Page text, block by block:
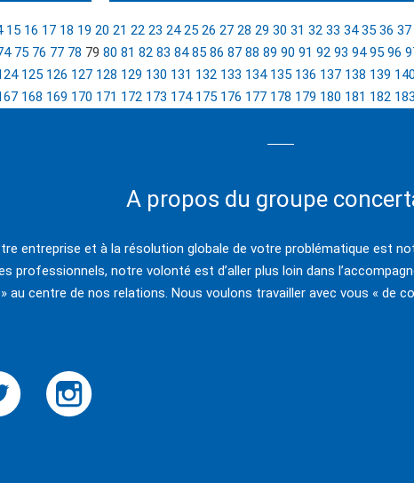
15 16 17 18 19 20 21 22 23 24 25 26 27 28 29 30 31 32 33 34 35 36 37
75 76 77 78 79 80 81 82 83 84 85 86 87 88 89 90 91 92 93 94 95 96
125 126 127 128 129 130 131 132 133 134 135 136 137 138 139 140
168 169 170 171 172 173 174 175 176 177 178 179 180 181 182 183
A propos du groupe
entreprise et à la résolution globale de votre problématique est
professionnels, notre volonté est d’aller plus loin dans
au centre de nos relations. Nous voulons travailler avec vous « de